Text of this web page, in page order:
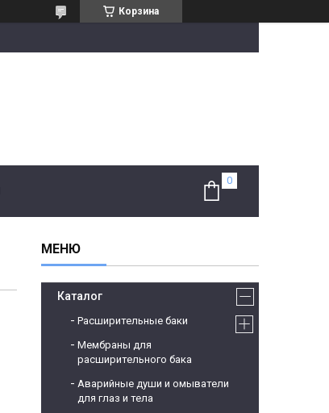
Корзина
Каталог
Расширительные баки
Мембраны для
расширительного бака
Аварийные души и омыватели
для глаз и тела